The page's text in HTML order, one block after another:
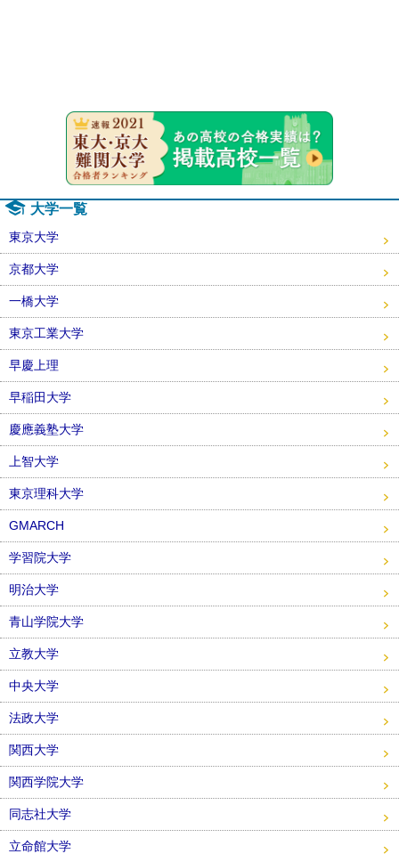
大学一覧
東京大学
京都大学
一橋大学
東京工業大学
早慶上理
早稲田大学
慶應義塾大学
上智大学
東京理科大学
GMARCH
学習院大学
明治大学
青山学院大学
立教大学
中央大学
法政大学
関西大学
関西学院大学
同志社大学
立命館大学